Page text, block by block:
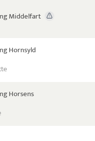
Middelfart
Hornsyld
Horsens